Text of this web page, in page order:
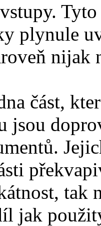
plynule
nijak
část,
jsou
tak
jak